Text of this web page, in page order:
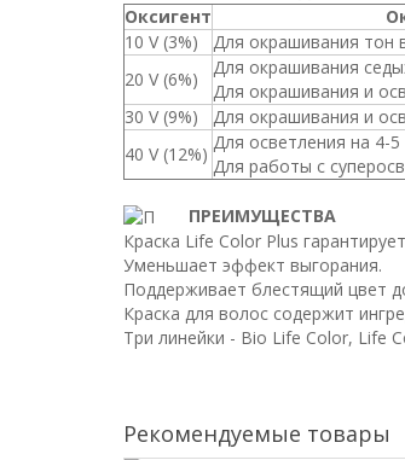
Оксигент
10 V (3%)
Для окрашивания тон
20 V (6%)
Для окрашивания
Для окрашивания и
30 V (9%)
Для окрашивания и
40 V (12%)
Для осветления на 4-
Для работы с
ПРЕИМУЩЕСТВА
Краска Life Color Plus
Уменьшает эффект выгорания.
Поддерживает блестящий цвет
Краска для волос содержит
Три линейки - Bio Life Color, Life
Рекомендуемые товары